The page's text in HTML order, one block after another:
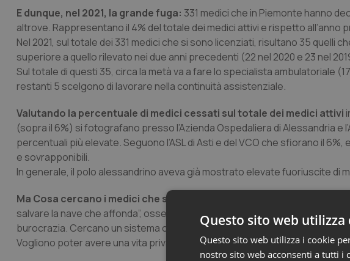
E dunque, nel 2021, la grande fuga: 331 medici che in Piemonte hanno
altrove. Rappresentano il 4% del totale dei medici attivi e rispetto all’anno
Nel 2021, sul totale dei 331 medici che si sono licenziati, risultano 35 quelli
superiore a quello rilevato nei due anni precedenti (22 nel 2020 e 23 nel
Sul totale di questi 35, circa la metà va a fare lo specialista ambulatoriale
restanti 5 scelgono di lavorare nella continuità assistenziale.
Valutando la percentuale di medici cessati sul totale dei medici attivi
(sopra il 6%) si fotografano presso l’Azienda Ospedaliera di Alessandria e
percentuali più elevate. Seguono l’ASL di Asti e del VCO che sfiorano il 6%,
e sovrapponibili.
In generale, il polo alessandrino aveva già mostrato elevate fuoriuscite di
Ma Cosa cercano i medici che si licenziano?
salvare la nave che affonda”, osserva Rivetti, che poi spiega: “Cercano
burocrazia. Cercano un sistema che valorizzi le loro competenze, un
Vogliono poter avere una vita privata e non sacrificare la famiglia”.
Questo sito web utilizza
Questo sito web utilizza i cookie
nostro sito web acconsenti a tutti i